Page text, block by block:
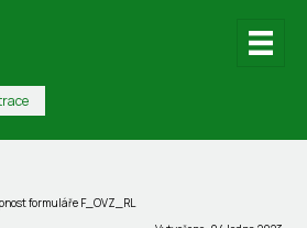
formuláře F_OVZ_RL